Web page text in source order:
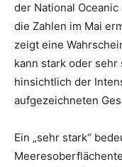
der National
die Zahlen im Mai
zeigt eine
kann stark oder
hinsichtlich der
aufgezeichneten
Ein „sehr stark“